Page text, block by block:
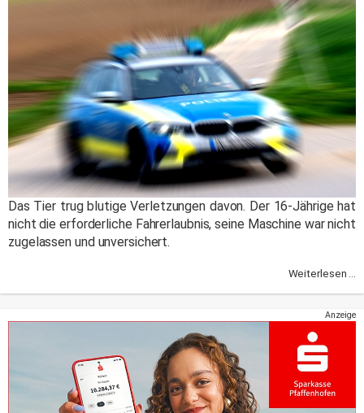
Das Tier trug blutige Verletzungen davon. Der 16-Jährige hat
nicht die erforderliche Fahrerlaubnis, seine Maschine war nicht
zugelassen und unversichert.
Weiterlesen ...
Anzeige